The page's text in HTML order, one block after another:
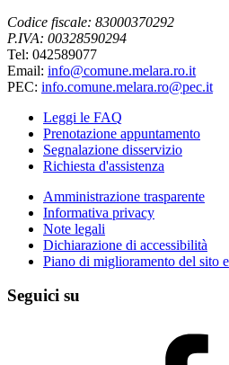
Codice fiscale: 83000370292
P.IVA: 00328590294
Tel: 042589077
Email: info@comune.melara.ro.it
PEC: info.comune.melara.ro@pec.it
Leggi le FAQ
Prenotazione appuntamento
Segnalazione disservizio
Richiesta d'assistenza
Amministrazione trasparente
Informativa privacy
Note legali
Dichiarazione di accessibilità
Piano di miglioramento del sito
Seguici su